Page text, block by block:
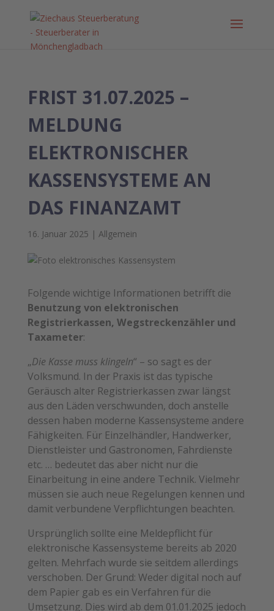
FRIST 31.07.2025 –
MELDUNG
ELEKTRONISCHER
KASSENSYSTEME AN
DAS FINANZAMT
16. Januar 2025 | Allgemein
Folgende wichtige Informationen betrifft die
Benutzung von elektronischen
Registrierkassen, Wegstreckenzähler und
Taxameter:
„Die Kasse muss klingeln“ – so sagt es der
Volksmund. In der Praxis ist das typische
Geräusch alter Registrierkassen zwar längst
aus den Läden verschwunden, doch anstelle
dessen haben moderne Kassensysteme andere
Fähigkeiten. Für Einzelhändler, Handwerker,
Dienstleister und Gastronomen, Fahrdienste
etc. … bedeutet das aber nicht nur die
Einarbeitung in eine andere Technik. Vielmehr
müssen sie auch neue Regelungen kennen und
damit verbundene Verpflichtungen beachten.
Ursprünglich sollte eine Meldepflicht für
elektronische Kassensysteme bereits ab 2020
gelten. Mehrfach wurde sie seitdem allerdings
verschoben. Der Grund: Weder digital noch auf
dem Papier gab es ein Verfahren für die
Umsetzung. Dies wird ab dem 01.01.2025 jedoch